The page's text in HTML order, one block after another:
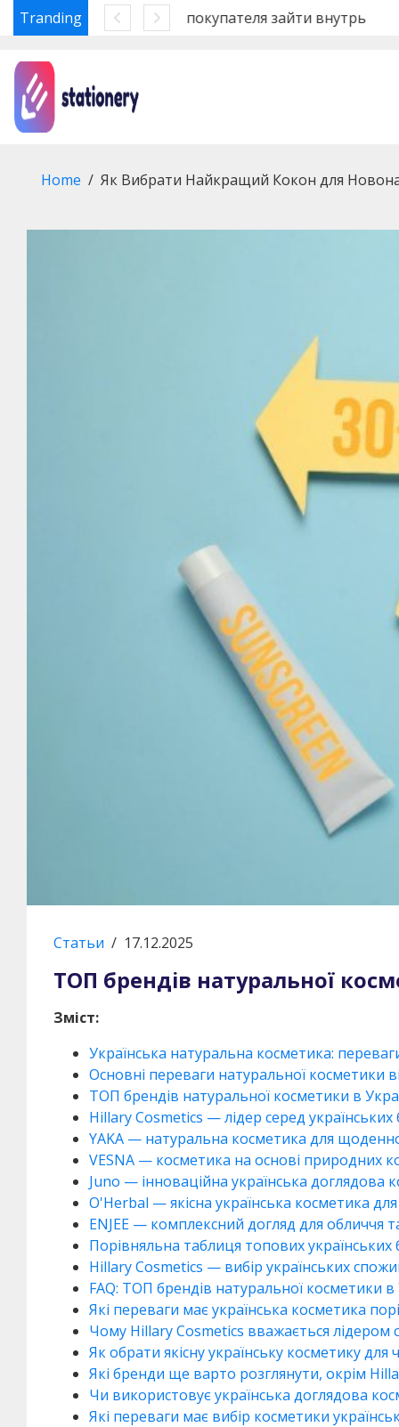
Skip
content
Tranding Ошибки системы
Home Як Вибрати Найкращий Кокон для
Статьи / 17.12.2025
ТОП брендів натуральної
Зміст:
Українська натуральна косметика:
Основні переваги натуральної косметики
ТОП брендів натуральної косметики в
Hillary Cosmetics — лідер серед
YAKA — натуральна косметика для
VESNA — косметика на основі природних
Juno — інноваційна українська доглядова
O'Herbal — якісна українська косметика
ENJEE — комплексний догляд для обличчя
Порівняльна таблиця топових
Hillary Cosmetics — вибір українських
FAQ: ТОП брендів натуральної косметики в
Які переваги має українська косметика
Чому Hillary Cosmetics вважається лідером
Як обрати якісну українську косметику для
Які бренди ще варто розглянути, окрім
Чи використовує українська доглядова
Які переваги має вибір косметики